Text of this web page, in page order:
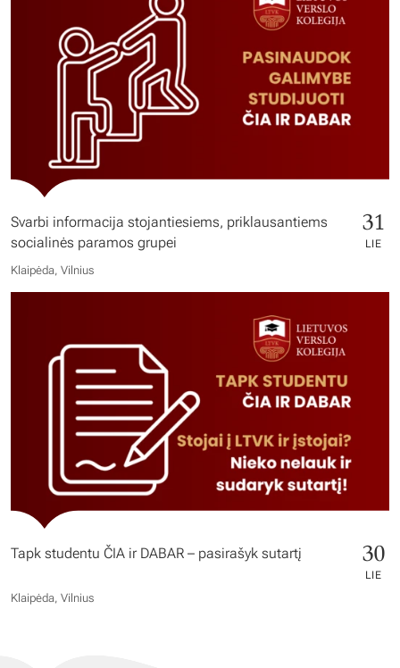
Svarbi informacija stojantiesiems, priklausantiems
socialinės paramos grupei
31
LIE
Klaipėda, Vilnius
Tapk studentu ČIA ir DABAR – pasirašyk sutartį 30
LIE
Klaipėda, Vilnius